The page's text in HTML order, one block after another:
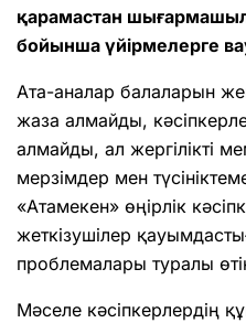
қарамастан
бойынша үйірмелерге
Ата-аналар балаларын
жаза алмайды,
алмайды, ал жергілікті
мерзімдер мен
«Атамекен» өңірлік
жеткізушілер
проблемалары туралы
Мәселе кәсіпкерлердің